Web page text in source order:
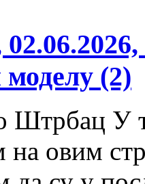
(2)
У
на овим